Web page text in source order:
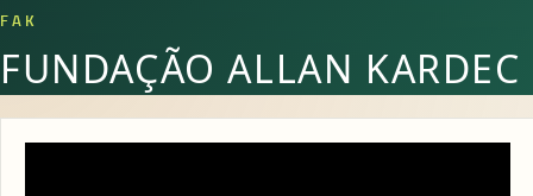
FAK
FUNDAÇÃO ALLAN KARDEC